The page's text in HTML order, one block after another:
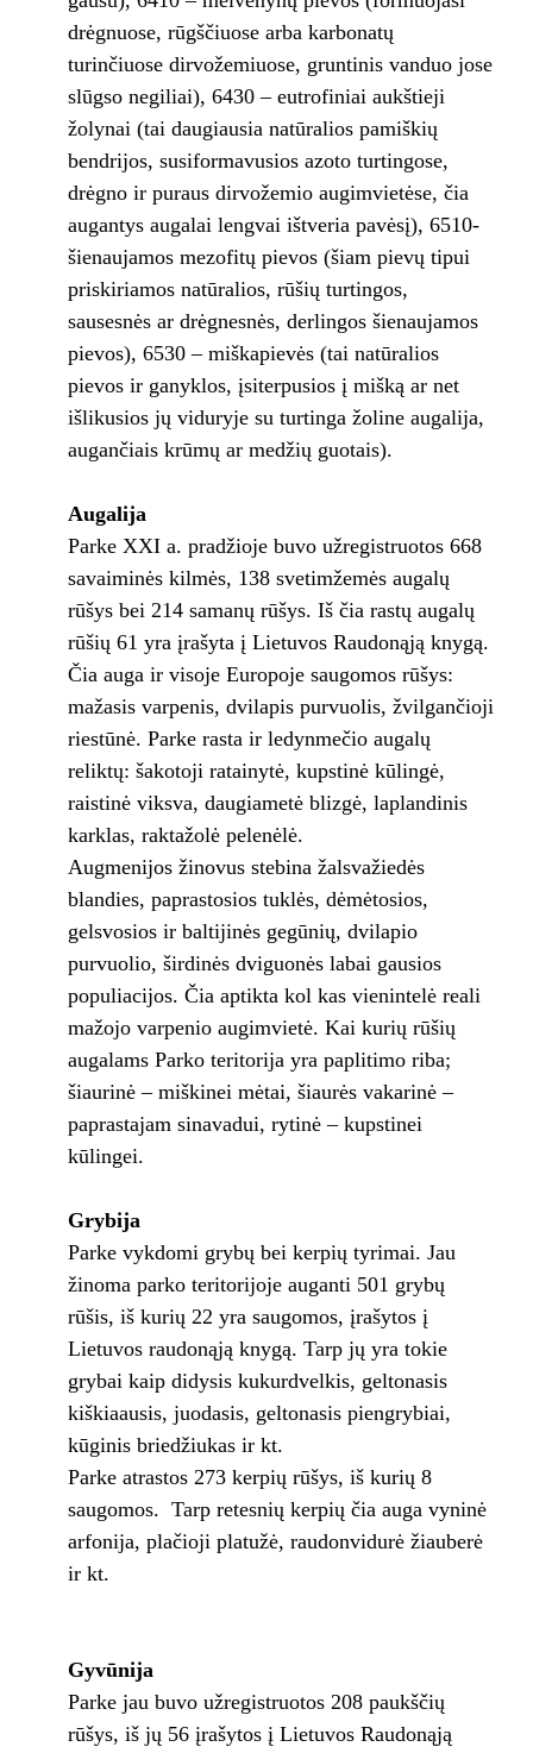
drėgnuose, rūgščiuose arba karbonatų
turinčiuose dirvožemiuose, gruntinis vanduo jose
slūgso negiliai), 6430 – eutrofiniai aukštieji
žolynai (tai daugiausia natūralios pamiškių
bendrijos, susiformavusios azoto turtingose,
drėgno ir puraus dirvožemio augimvietėse, čia
augantys augalai lengvai ištveria pavėsį), 6510-
šienaujamos mezofitų pievos (šiam pievų tipui
priskiriamos natūralios, rūšių turtingos,
sausesnės ar drėgnesnės, derlingos šienaujamos
pievos), 6530 – miškapievės (tai natūralios
pievos ir ganyklos, įsiterpusios į mišką ar net
išlikusios jų viduryje su turtinga žoline augalija,
augančiais krūmų ar medžių guotais).
Augalija
Parke XXI a. pradžioje buvo užregistruotos 668
savaiminės kilmės, 138 svetimžemės augalų
rūšys bei 214 samanų rūšys. Iš čia rastų augalų
rūšių 61 yra įrašyta į Lietuvos Raudonąją knygą.
Čia auga ir visoje Europoje saugomos rūšys:
mažasis varpenis, dvilapis purvuolis, žvilgančioji
riestūnė. Parke rasta ir ledynmečio augalų
reliktų: šakotoji ratainytė, kupstinė kūlingė,
raistinė viksva, daugiametė blizgė, laplandinis
karklas, raktažolė pelenėlė.
Augmenijos žinovus stebina žalsvažiedės
blandies, paprastosios tuklės, dėmėtosios,
gelsvosios ir baltijinės gegūnių, dvilapio
purvuolio, širdinės dviguonės labai gausios
populiacijos. Čia aptikta kol kas vienintelė reali
mažojo varpenio augimvietė. Kai kurių rūšių
augalams Parko teritorija yra paplitimo riba;
šiaurinė – miškinei mėtai, šiaurės vakarinė –
paprastajam sinavadui, rytinė – kupstinei
kūlingei.
Grybija
Parke vykdomi grybų bei kerpių tyrimai. Jau
žinoma parko teritorijoje auganti 501 grybų
rūšis, iš kurių 22 yra saugomos, įrašytos į
Lietuvos raudonąją knygą. Tarp jų yra tokie
grybai kaip didysis kukurdvelkis, geltonasis
kiškiaausis, juodasis, geltonasis piengrybiai,
kūginis briedžiukas ir kt.
Parke atrastos 273 kerpių rūšys, iš kurių 8
saugomos. Tarp retesnių kerpių čia auga vyninė
arfonija, plačioji platužė, raudonvidurė žiauberė
ir kt.
Gyvūnija
Parke jau buvo užregistruotos 208 paukščių
rūšys, iš jų 56 įrašytos į Lietuvos Raudonąją